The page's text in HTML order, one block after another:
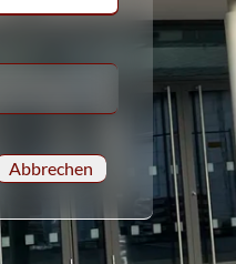
Abbrechen